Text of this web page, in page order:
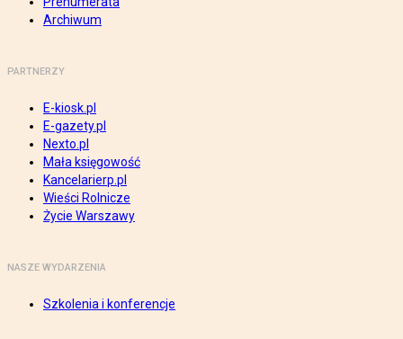
Archiwum
PARTNERZY
E-kiosk.pl
E-gazety.pl
Nexto.pl
Mała księgowość
Kancelarierp.pl
Wieści Rolnicze
Życie Warszawy
NASZE WYDARZENIA
Szkolenia i konferencje